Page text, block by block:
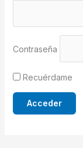
Contraseña
Recuérdame